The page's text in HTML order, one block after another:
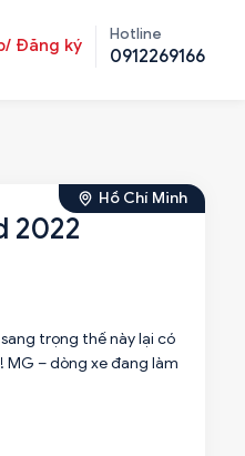
Đăng ký
Hotline
0912269166
Hồ Chí Minh
2022
trọng thế này lại có
MG – dòng xe đang làm